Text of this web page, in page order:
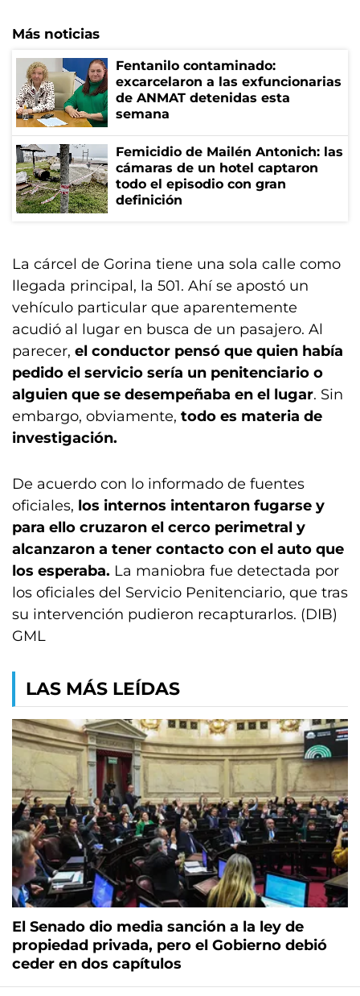
Más noticias
Fentanilo contaminado:
excarcelaron a las exfuncionarias
de ANMAT detenidas esta
semana
Femicidio de Mailén Antonich: las
cámaras de un hotel captaron
todo el episodio con gran
definición
La cárcel de Gorina tiene una sola calle como
llegada principal, la 501. Ahí se apostó un
vehículo particular que aparentemente
acudió al lugar en busca de un pasajero. Al
parecer, el conductor pensó que quien había
pedido el servicio sería un penitenciario o
alguien que se desempeñaba en el lugar. Sin
embargo, obviamente, todo es materia de
investigación.
De acuerdo con lo informado de fuentes
oficiales, los internos intentaron fugarse y
para ello cruzaron el cerco perimetral y
alcanzaron a tener contacto con el auto que
los esperaba. La maniobra fue detectada por
los oficiales del Servicio Penitenciario, que tras
su intervención pudieron recapturarlos. (DIB)
GML
LAS MÁS LEÍDAS
El Senado dio media sanción a la ley de
propiedad privada, pero el Gobierno debió
ceder en dos capítulos